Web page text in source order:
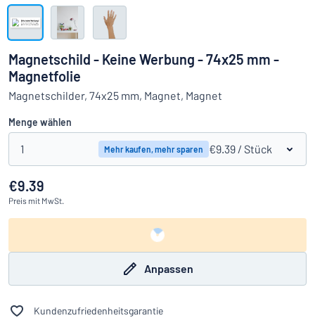
Das Gesuchte nicht gefunden?
Alle Kategorien anzeigen
Einloggen
Magnetschild - Keine Werbung - 74x25 mm -
Magnetfolie
Magnetschilder, 74x25 mm, Magnet, Magnet
Menge wählen
1 Mehr kaufen, mehr sparen €9.39 / Stück
€9.39
Preis mit MwSt.
Anpassen
Kundenzufriedenheitsgarantie